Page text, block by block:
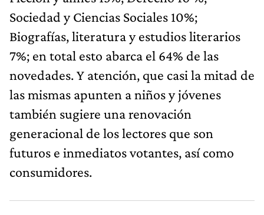
Sociedad y Ciencias Sociales 10%;
Biografías, literatura y estudios literarios
7%; en total esto abarca el 64% de las
novedades. Y atención, que casi la mitad de
las mismas apunten a niños y jóvenes
también sugiere una renovación
generacional de los lectores que son
futuros e inmediatos votantes, así como
consumidores.